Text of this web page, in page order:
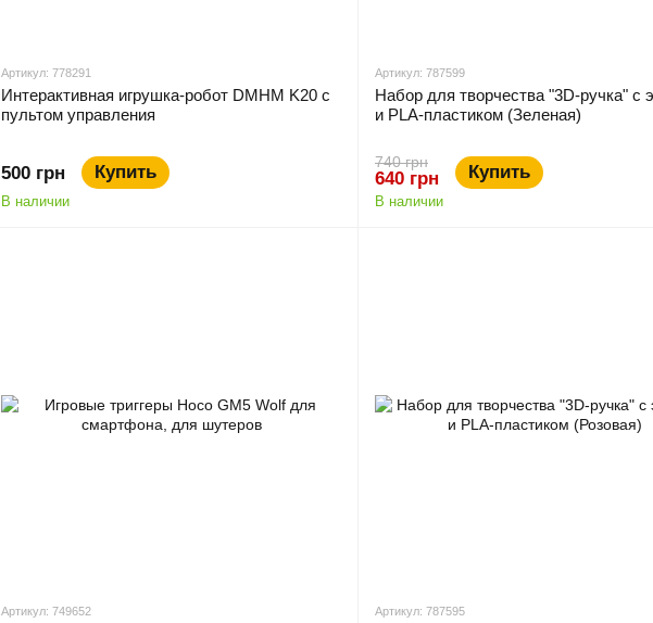
Артикул: 778291
Интерактивная игрушка-робот DMHM K20 с
пультом управления
500 грн Купить
В наличии
Артикул: 787599
Набор для творчества "3D-ручка" с
и PLA-пластиком (Зеленая)
740 грн
640 грн Купить
В наличии
Артикул: 749652 Артикул: 787595